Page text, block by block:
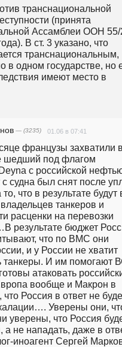
транснациональной
(принята
Ассамблеи ООН 55/
В ст. 3 указано, что
транснациональным,
в одном государстве, но
имеют место в
— (3235) 01.06 в 07:41
французы захватили
шедший под флагом
с российской
судна был снят после
что в результате будут
танкеров и
расценки на перевозки
результате бюджет
что по ВМС они
и у России не хватит
И им помогают
атаковать
вообще и Макрон в
Россия в ответ не
Уверены они,
уверены, что Россия
а не нападать, даже в
иноагент Сергей